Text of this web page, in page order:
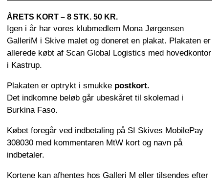
ÅRETS KORT – 8 STK. 50 KR.
Igen i år har vores klubmedlem Mona Jørgensen
GalleriM i Skive malet og doneret en plakat. Plakaten er
allerede købt af Scan Global Logistics med hovedkontor
i Kastrup.
Plakaten er optrykt i smukke postkort.
Det indkomne beløb går ubeskåret til skolemad i
Burkina Faso.
Købet foregår ved indbetaling på SI Skives MobilePay
308030 med kommentaren MtW kort og navn på
indbetaler.
Kortene kan afhentes hos Galleri M eller tilsendes efter